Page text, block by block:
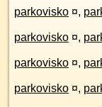
parkovisko ¤,
parkovisko ¤,
parkovisko ¤,
parkovisko ¤,